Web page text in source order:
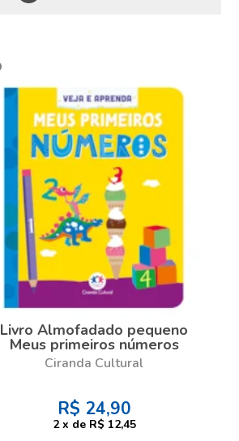
Livro Almofadado pequeno
Meus primeiros números
Ciranda Cultural
R$ 24,90
2 x de R$ 12,45